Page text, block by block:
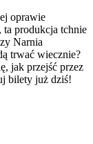
oprawie
produkcja tchnie
Narnia
trwać wiecznie?
jak przejść przez
bilety już dziś!